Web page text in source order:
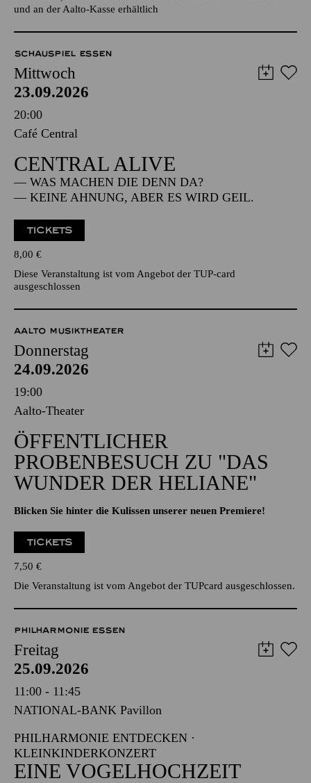
und an der Aalto-Kasse erhältlich
SCHAUSPIEL ESSEN
Mittwoch
23.09.2026
20:00
Café Central
CENTRAL ALIVE
— WAS MACHEN DIE DENN DA?
— KEINE AHNUNG, ABER ES WIRD GEIL.
TICKETS
8,00 €
Diese Veranstaltung ist vom Angebot der TUP-card
ausgeschlossen
AALTO MUSIKTHEATER
Donnerstag
24.09.2026
19:00
Aalto-Theater
ÖFFENTLICHER
PROBENBESUCH ZU "DAS
WUNDER DER HELIANE"
Blicken Sie hinter die Kulissen unserer neuen Premiere!
TICKETS
7,50 €
Die Veranstaltung ist vom Angebot der TUPcard ausgeschlossen.
PHILHARMONIE ESSEN
Freitag
25.09.2026
11:00 - 11:45
NATIONAL-BANK Pavillon
PHILHARMONIE ENTDECKEN ·
KLEINKINDERKONZERT
EINE VOGELHOCHZEIT